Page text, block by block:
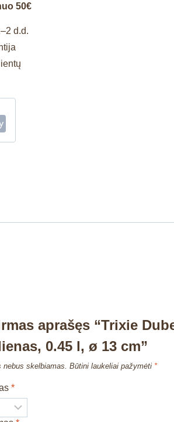
50€
d.d.
aprašęs “Trixie
0.45 l, ø 13 cm”
nebus skelbiamas. Būtini laukeliai pažymėti *
*